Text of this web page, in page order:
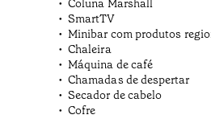
Coluna Marshall
SmartTV
Minibar com produtos
Chaleira
Máquina de café
Chamadas de despertar
Secador de cabelo
Cofre